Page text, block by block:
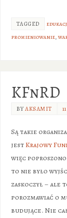
TAGGED
promieniowanie,
KFnRD
BYAKSAMIT
Są takie
jest Krajowy
więc
to nie było
zaskoczył – ale
porozmawiać o
budujące. Nie